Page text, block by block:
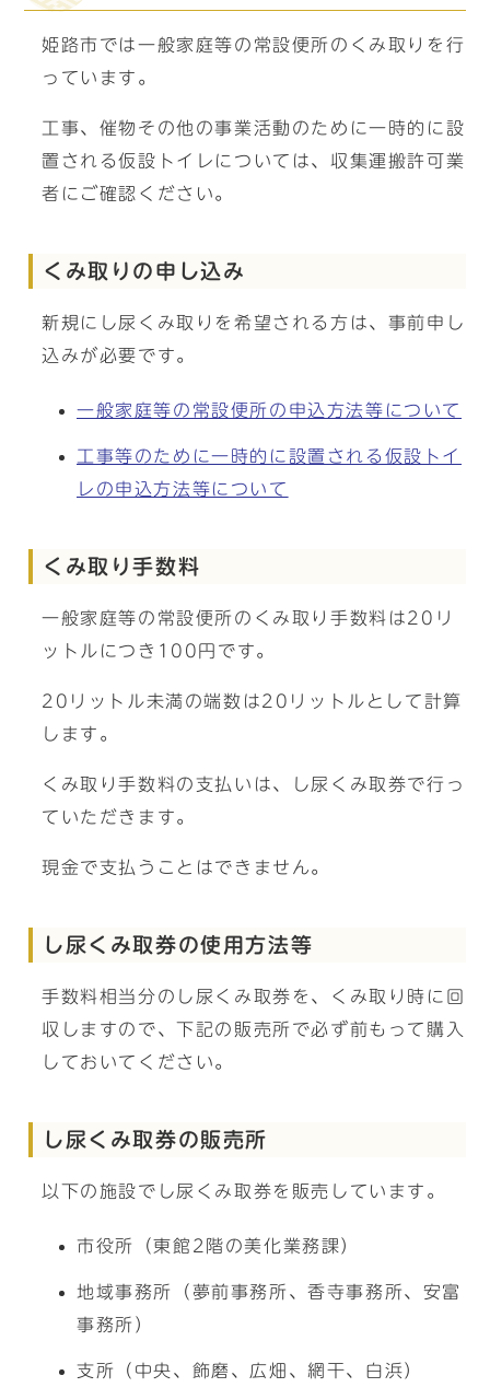
姫路市では一般家庭等の常設便所のくみ取りを行
っています。
工事、催物その他の事業活動のために一時的に設
置される仮設トイレについては、収集運搬許可業
者にご確認ください。
くみ取りの申し込み
新規にし尿くみ取りを希望される方は、事前申し
込みが必要です。
一般家庭等の常設便所の申込方法等について
工事等のために一時的に設置される仮設トイ
レの申込方法等について
くみ取り手数料
一般家庭等の常設便所のくみ取り手数料は20リ
ットルにつき100円です。
20リットル未満の端数は20リットルとして計算
します。
くみ取り手数料の支払いは、し尿くみ取券で行っ
ていただきます。
現金で支払うことはできません。
し尿くみ取券の使用方法等
手数料相当分のし尿くみ取券を、くみ取り時に回
収しますので、下記の販売所で必ず前もって購入
しておいてください。
し尿くみ取券の販売所
以下の施設でし尿くみ取券を販売しています。
市役所（東館2階の美化業務課）
地域事務所（夢前事務所、香寺事務所、安富
事務所）
支所（中央、飾磨、広畑、網干、白浜）